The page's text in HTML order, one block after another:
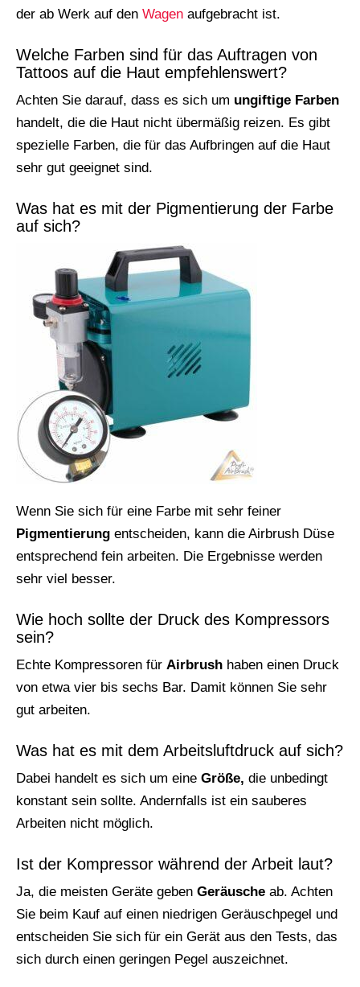
der ab Werk auf den Wagen aufgebracht ist.
Welche Farben sind für das Auftragen von
Tattoos auf die Haut empfehlenswert?
Achten Sie darauf, dass es sich um ungiftige Farben
handelt, die die Haut nicht übermäßig reizen. Es gibt
spezielle Farben, die für das Aufbringen auf die Haut
sehr gut geeignet sind.
Was hat es mit der Pigmentierung der Farbe
auf sich?
Wenn Sie sich für eine Farbe mit sehr feiner
Pigmentierung entscheiden, kann die Airbrush Düse
entsprechend fein arbeiten. Die Ergebnisse werden
sehr viel besser.
Wie hoch sollte der Druck des Kompressors
sein?
Echte Kompressoren für Airbrush haben einen Druck
von etwa vier bis sechs Bar. Damit können Sie sehr
gut arbeiten.
Was hat es mit dem Arbeitsluftdruck auf sich?
Dabei handelt es sich um eine Größe, die unbedingt
konstant sein sollte. Andernfalls ist ein sauberes
Arbeiten nicht möglich.
Ist der Kompressor während der Arbeit laut?
Ja, die meisten Geräte geben Geräusche ab. Achten
Sie beim Kauf auf einen niedrigen Geräuschpegel und
entscheiden Sie sich für ein Gerät aus den Tests, das
sich durch einen geringen Pegel auszeichnet.